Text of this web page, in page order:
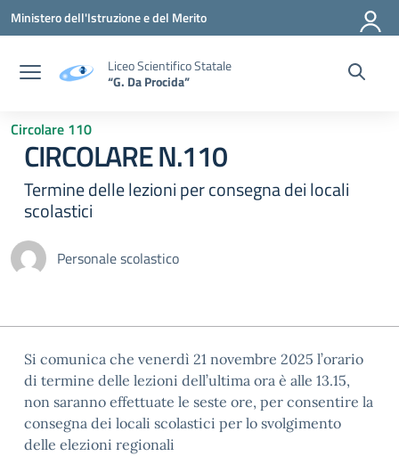
Vai ai contenuti
Vai al menu di navigazione
Vai al footer
Ministero dell'Istruzione e del Merito
Liceo Scientifico Statale
“G. Da Procida”
Circolare 110
CIRCOLARE N.110
Termine delle lezioni per consegna dei locali
scolastici
Personale scolastico
Si comunica che venerdì 21 novembre 2025 l’orario
di termine delle lezioni dell’ultima ora è alle 13.15,
non saranno effettuate le seste ore, per consentire la
consegna dei locali scolastici per lo svolgimento
delle elezioni regionali